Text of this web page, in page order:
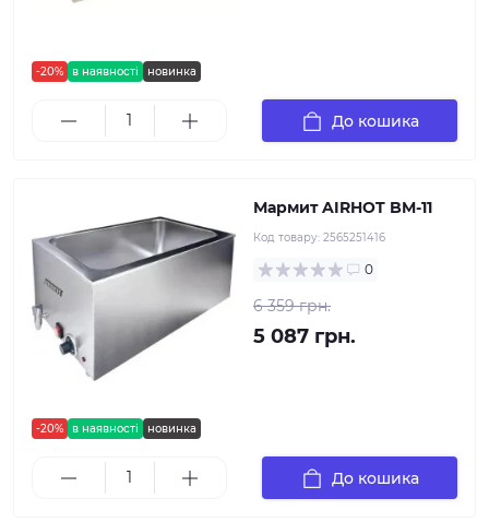
-20% в наявності новинка
До кошика
-20% в наявності новинка
Мармит AIRHOT BM-11
Код товару: 2565251416
0
6 359 грн.
5 087 грн.
До кошика